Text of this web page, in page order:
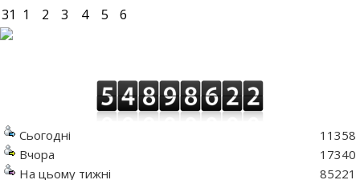
31 1 2 3 4 5 6
Сьогодні
Вчора
На цьому тижні
11358
17340
85221